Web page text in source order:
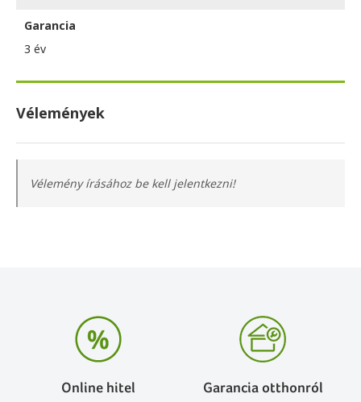
Garancia
3 év
Vélemények
Vélemény írásához be kell jelentkezni!
Online hitel Garancia otthonról